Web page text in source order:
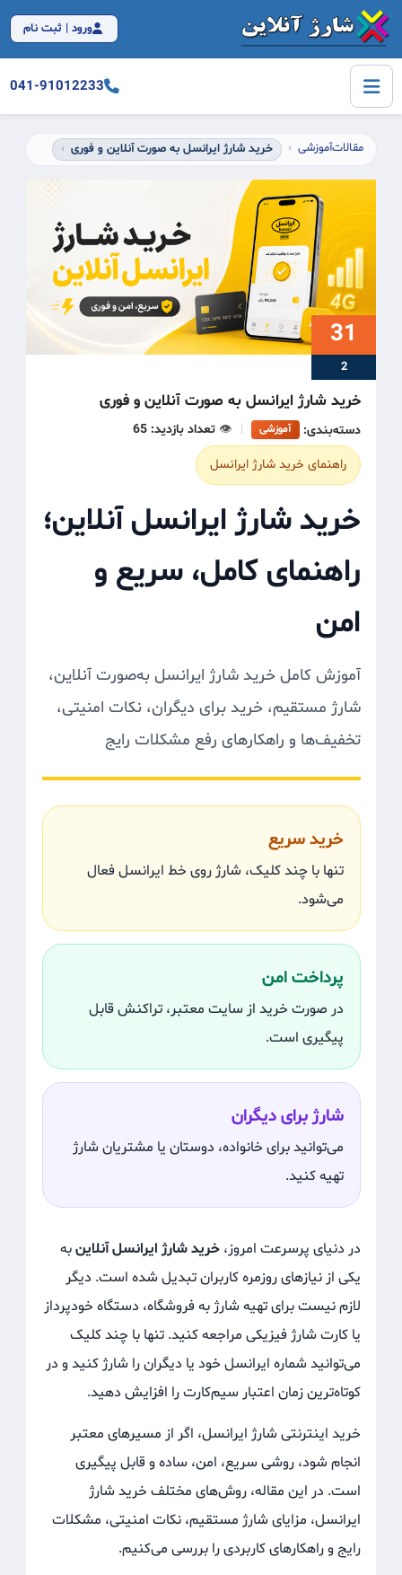
ورود | ثبت نام
041-91012233
مقالاتآموزشی خرید شارژ ایرانسل به صورت آنلاین و فوری
31
2
خرید شارژ ایرانسل به صورت آنلاین و فوری
دسته‌بندی: آموزشی |
👁️ تعداد بازدید: 65
راهنمای خرید شارژ ایرانسل
خرید شارژ ایرانسل آنلاین؛
راهنمای کامل، سریع و
امن
آموزش کامل خرید شارژ ایرانسل به‌صورت آنلاین،
شارژ مستقیم، خرید برای دیگران، نکات امنیتی،
تخفیف‌ها و راهکارهای رفع مشکلات رایج
خرید سریع
تنها با چند کلیک، شارژ روی خط ایرانسل فعال
می‌شود.
پرداخت امن
در صورت خرید از سایت معتبر، تراکنش قابل
پیگیری است.
شارژ برای دیگران
می‌توانید برای خانواده، دوستان یا مشتریان شارژ
تهیه کنید.
در دنیای پرسرعت امروز،خرید شارژ ایرانسل آنلاینبه
یکی از نیازهای روزمره کاربران تبدیل شده است. دیگر
لازم نیست برای تهیه شارژ به فروشگاه، دستگاه خودپرداز
یا کارت شارژ فیزیکی مراجعه کنید. تنها با چند کلیک
می‌توانید شماره ایرانسل خود یا دیگران را شارژ کنید و در
کوتاه‌ترین زمان اعتبار سیم‌کارت را افزایش دهید.
خرید اینترنتی شارژ ایرانسل، اگر از مسیرهای معتبر
انجام شود، روشی سریع، امن، ساده و قابل پیگیری
است. در این مقاله، روش‌های مختلف خرید شارژ
ایرانسل، مزایای شارژ مستقیم، نکات امنیتی، مشکلات
رایج و راهکارهای کاربردی را بررسی می‌کنیم.